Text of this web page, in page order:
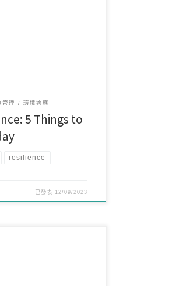
管理 環境適應
5 Things to
resilience
已發表 12/09/2023